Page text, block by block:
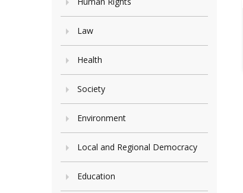
Law
Health
Society
Environment
Local and Regional Democracy
Education